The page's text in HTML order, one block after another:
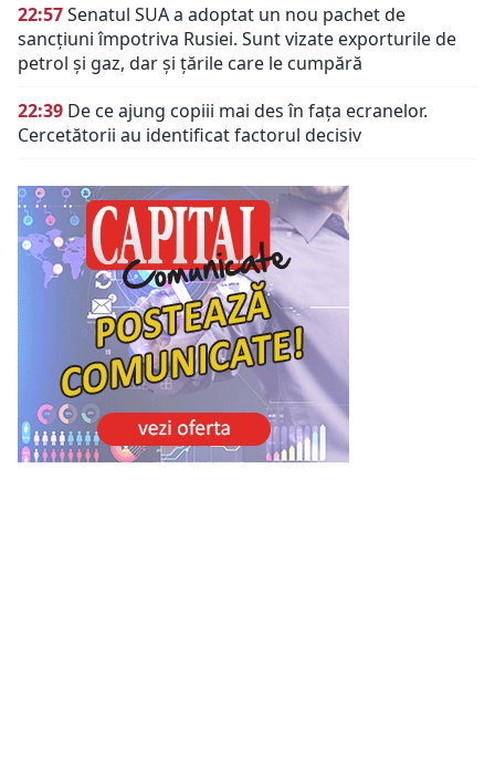
22:57Senatul SUA a adoptat un nou pachet de
sancțiuni împotriva Rusiei. Sunt vizate exporturile de
petrol și gaz, dar și țările care le cumpără
22:39 De ce ajung copiii mai des în fața ecranelor.
Cercetătorii au identificat factorul decisiv